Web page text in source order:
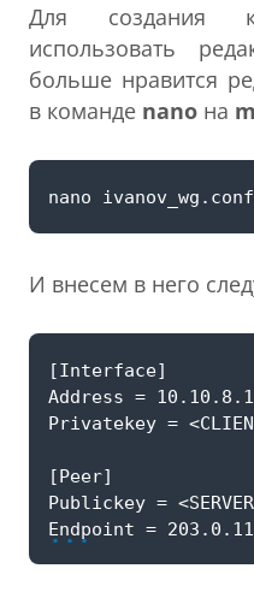
Для создания
использовать
больше нравится
в команде nano на
И внесем в него
...